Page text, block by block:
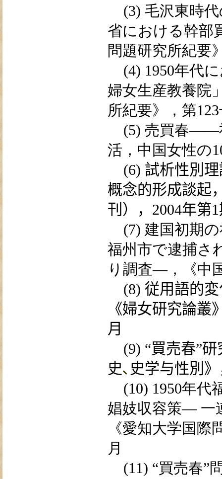
(3) 毛沢東時
省における幹部
問題研究所紀要
(4) 1950年代
婦女生産教養院
所紀要》，第123
(5) 売買春――
活，中国女性の
(6) 試析性別 理
概念的形成談起
刊）， 2004年第1
(7) 建国初期
福州市で逮捕さ
り 調査—，《中
(8) 従用語的変
《婦女研究論叢
月
(9) “買売春”
史､ 史学与性別
(10) 1950年代
娼妓収容策— 一
《愛知大学国 際
月
(11) “買売春”